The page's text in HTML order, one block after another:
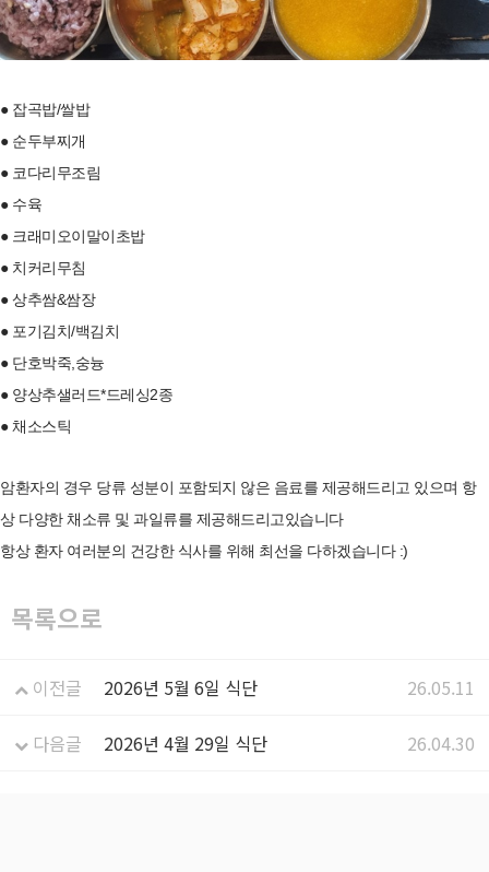
● 잡곡밥/쌀밥
● 순두부찌개
● 코다리무조림
● 수육
● 크래미오이말이초밥
● 치커리무침
● 상추쌈&쌈장
● 포기김치/백김치
● 단호박죽,숭늉
● 양상추샐러드*드레싱2종
● 채소스틱
암환자의 경우 당류 성분이 포함되지 않은 음료를 제공해드리고 있으며 항
상 다양한 채소류 및 과일류를 제공해드리고있습니다
항상 환자 여러분의 건강한 식사를 위해 최선을 다하겠습니다 :)
목록으로
이전글 2026년 5월 6일 식단 26.05.11
다음글 2026년 4월 29일 식단 26.04.30